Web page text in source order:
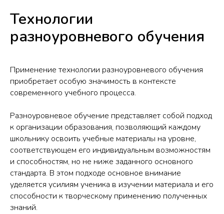
Технологии
разноуровневого обучения
Применение технологии разноуровневого обучения
приобретает особую значимость в контексте
современного учебного процесса.
Разноуровневое обучение представляет собой подход
к организации образования, позволяющий каждому
школьнику освоить учебные материалы на уровне,
соответствующем его индивидуальным возможностям
и способностям, но не ниже заданного основного
стандарта. В этом подходе основное внимание
уделяется усилиям ученика в изучении материала и его
способности к творческому применению полученных
знаний.